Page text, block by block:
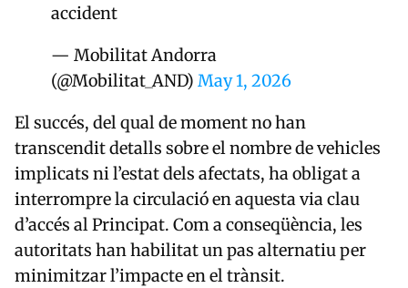
accident
— Mobilitat Andorra
(@Mobilitat_AND) May 1, 2026
El succés, del qual de moment no han
transcendit detalls sobre el nombre de vehicles
implicats ni l’estat dels afectats, ha obligat a
interrompre la circulació en aquesta via clau
d’accés al Principat. Com a conseqüència, les
autoritats han habilitat un pas alternatiu per
minimitzar l’impacte en el trànsit.